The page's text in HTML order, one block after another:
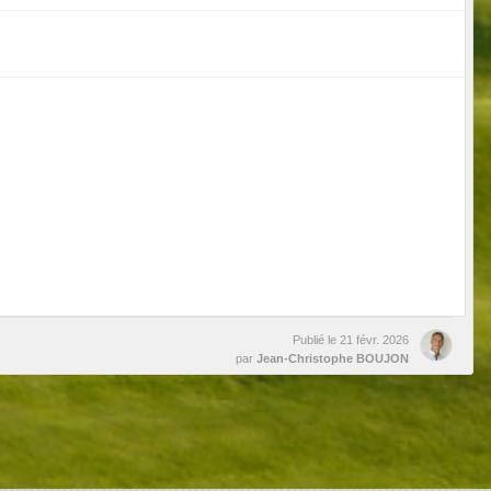
Publié le 21 févr. 2026
par Jean-Christophe BOUJON